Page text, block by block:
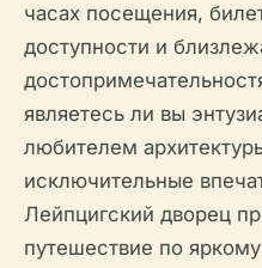
часах посещения,
доступности и
являетесь ли вы
любителем
исключительные
Лейпцигский дворец
путешествие по